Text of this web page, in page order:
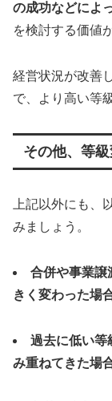
の成功などによ
を検討する価値
経営状況が改善
で、より高い等
その他、等
上記以外にも、
みましょう。
合併や事業譲
きく変わった場
過去に低い等
み重ねてきた場